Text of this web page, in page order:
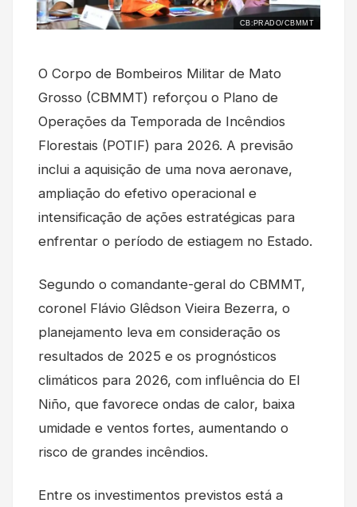
CB:PRADO/CBMMT
O Corpo de Bombeiros Militar de Mato
Grosso (CBMMT) reforçou o Plano de
Operações da Temporada de Incêndios
Florestais (POTIF) para 2026. A previsão
inclui a aquisição de uma nova aeronave,
ampliação do efetivo operacional e
intensificação de ações estratégicas para
enfrentar o período de estiagem no Estado.
Segundo o comandante-geral do CBMMT,
coronel Flávio Glêdson Vieira Bezerra, o
planejamento leva em consideração os
resultados de 2025 e os prognósticos
climáticos para 2026, com influência do El
Niño, que favorece ondas de calor, baixa
umidade e ventos fortes, aumentando o
risco de grandes incêndios.
Entre os investimentos previstos está a